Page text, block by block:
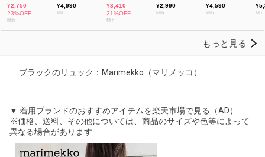
ブラックのリュック：Marimekko（マリメッコ）
▼ 着用ブランドのおすすめアイテムを楽天市場で見る（AD）
※価格、送料、その他については、商品のサイズや色等によって
異なる場合があります